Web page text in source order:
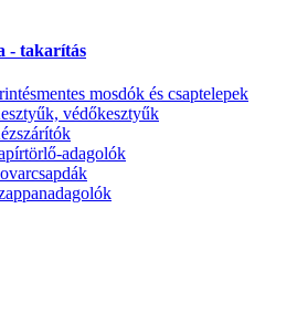
- takarítás
mosdók és csaptelepek
védőkesztyűk
adagolók